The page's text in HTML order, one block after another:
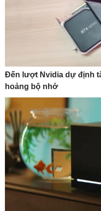
Đến lượt Nvidia dự định
hoảng bộ nhớ